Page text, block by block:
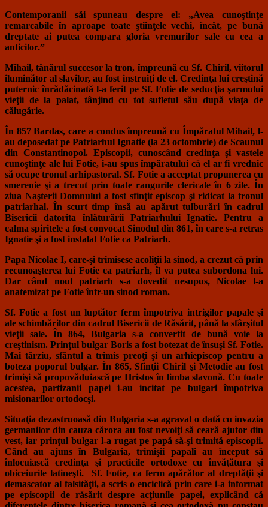
Contemporanii săi spuneau despre el: „Avea cunoştinţe
remarcabile în aproape toate ştiinţele vechi, încât, pe bună
dreptate ai putea compara gloria vremurilor sale cu cea a
anticilor.”
Mihail, tânărul succesor la tron, împreună cu Sf. Chiril, viitorul
iluminător al slavilor, au fost instruiţi de el. Credinţa lui creştină
puternic înrădăcinată l-a ferit pe Sf. Fotie de seducţia şarmului
vieţii de la palat, tânjind cu tot sufletul său după viaţa de
călugărie.
În 857 Bardas, care a condus împreună cu Împăratul Mihail, l-
au deposedat pe Patriarhul Ignatie (la 23 octombrie) de Scaunul
din Constantinopol. Episcopii, cunoscând credinţa şi vastele
cunoştinţe ale lui Fotie, i-au spus împăratului că el ar fi vrednic
să ocupe tronul arhipastoral. Sf. Fotie a acceptat propunerea cu
smerenie şi a trecut prin toate rangurile clericale în 6 zile. În
ziua Naşterii Domnului a fost sfinţit episcop şi ridicat la tronul
patriarhal. În scurt timp însă au apărut tulburări în cadrul
Bisericii datorita înlăturării Patriarhului Ignatie. Pentru a
calma spiritele a fost convocat Sinodul din 861, în care s-a retras
Ignatie şi a fost instalat Fotie ca Patriarh.
Papa Nicolae I, care-şi trimisese acoliţii la sinod, a crezut că prin
recunoaşterea lui Fotie ca patriarh, îl va putea subordona lui.
Dar când noul patriarh s-a dovedit nesupus, Nicolae l-a
anatemizat pe Fotie într-un sinod roman.
Sf. Fotie a fost un luptător ferm împotriva intrigilor papale şi
ale schimbărilor din cadrul Bisericii de Răsărit, până la sfârşitul
vieţii sale. În 864, Bulgaria s-a convertit de bună voie la
creştinism. Prinţul bulgar Boris a fost botezat de însuşi Sf. Fotie.
Mai târziu, sfântul a trimis preoţi şi un arhiepiscop pentru a
boteza poporul bulgar. În 865, Sfinţii Chiril şi Metodie au fost
trimişi să propovăduiască pe Hristos în limba slavonă. Cu toate
acestea, partizanii papei i-au incitat pe bulgari împotriva
misionarilor ortodocşi.
Situaţia dezastruoasă din Bulgaria s-a agravat o dată cu invazia
germanilor din cauza cărora au fost nevoiţi să ceară ajutor din
vest, iar prinţul bulgar l-a rugat pe papă să-şi trimită episcopii.
Când au ajuns în Bulgaria, trimişii papali au început să
înlocuiască credinţa şi practicile ortodoxe cu învăţătura şi
obiceiurile latineşti. Sf. Fotie, ca ferm apărător al dreptăţii şi
demascator al falsităţii, a scris o enciclică prin care i-a informat
pe episcopii de răsărit despre acţiunile papei, explicând că